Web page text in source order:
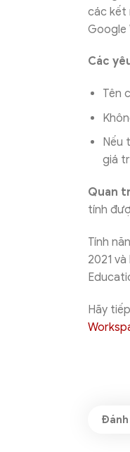
các kết
Google
Các
Tên
Nếu
giá
Quan
tính
Tính
2021
Hãy